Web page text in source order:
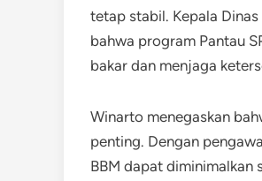
tetap stabil. Kepala
bahwa program Pantau
bakar dan menjaga
Winarto menegaskan
penting. Dengan
BBM dapat diminimalkan